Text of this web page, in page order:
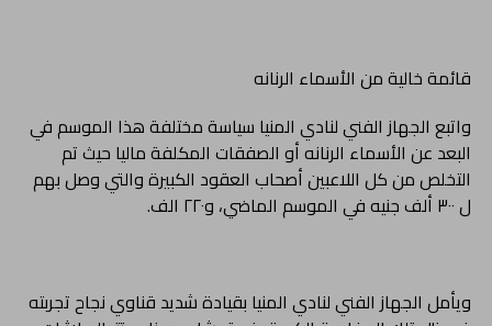
قائمة خالية من الأسماء الرنانه
واتبع الجهاز الفني لنادي المنيا سياسة مختلفة هذا الموسم في
البعد عن الأسماء الرنانه أو الصفقات المكلفة ماليا حيث تم
التخلص من كل اللاعبين أصحاب العقود الكبيرة والتي وصل بهم
ل ٣٠٠ ألف جنيه في الموسم الماضي، و٢٢٠ الف.
ويأمل الجهاز الفني لنادي المنيا بقيادة شديد قناوي نجاح تجربته